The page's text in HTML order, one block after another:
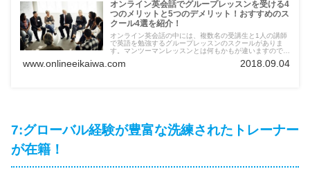
オンライン英会話でグループレッスンを受ける4
つのメリットと5つのデメリット！おすすめのス
クール4選を紹介！
オンライン英会話の中には、複数名の受講生と1人の講師
で英語を勉強するグループレッスンのスクールがありま
す。マンツーマンレッスンとは何もかもが違いますので、
ットを見ていきましょう。
www.onlineeikaiwa.com 2018.09.04
7:グローバル経験が豊富な洗練されたトレーナー
が在籍！